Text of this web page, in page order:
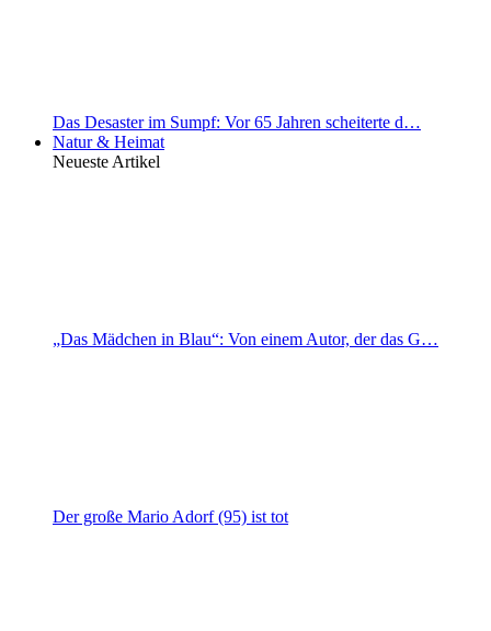
Das Desaster im Sumpf: Vor 65 Jahren scheiterte d…
Natur & Heimat
Neueste Artikel
„Das Mädchen in Blau“: Von einem Autor, der das G…
Der große Mario Adorf (95) ist tot